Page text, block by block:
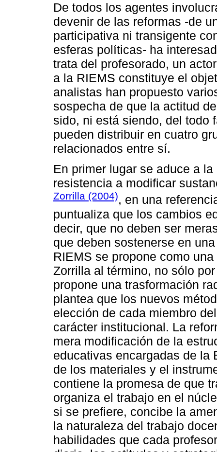
De todos los agentes
devenir de las reformas -de
participativa ni transigente
esferas políticas- ha
trata del profesorado, un
a la RIEMS constituye el
analistas han propuesto
sospecha de que la actitud
sido, ni está siendo, del todo
pueden distribuir en cuatro
relacionados entre sí.
En primer lugar se aduce a
resistencia a modificar
Zorrilla (2004), en una
puntualiza que los cambios
decir, que no deben ser
que deben sostenerse en
RIEMS se propone como
Zorrilla al término, no sólo
propone una trasformación
plantea que los nuevos
elección de cada miembro
carácter institucional. La
mera modificación de la
educativas encargadas de la
de los materiales y el
contiene la promesa de que
organiza el trabajo en el
si se prefiere, concibe la
la naturaleza del trabajo
habilidades que cada